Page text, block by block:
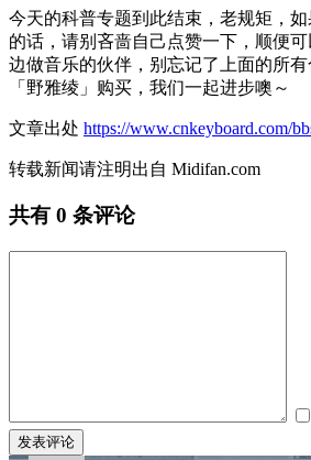
今天的科普专题到此结束，老规矩，
的话，请别吝啬自己点赞一下，顺便
边做音乐的伙伴，别忘记了上面的所
「野雅绫」购买，我们一起进步噢～
文章出处 https://www.cnkeyboard.com/
转载新闻请注明出自 Midifan.com
共有 0 条评论